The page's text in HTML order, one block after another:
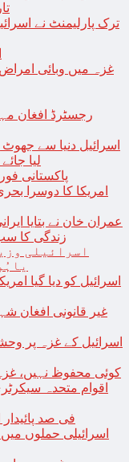
ترک پارلیمنٹ نے
غزہ میں وبائی
رجسٹرڈ افغان
اسرائیل دنیا سے جھوٹ
لیا
پاکستانی
امریکا کا دوسرا
عمران خان نے بتایا
زندگی کا
اسرائیلی
اسرائیل کو دیا گیا
غیر قانونی افغان
اسرائیل کے غزہ پر
اقوام متحدہ
100 فی صد